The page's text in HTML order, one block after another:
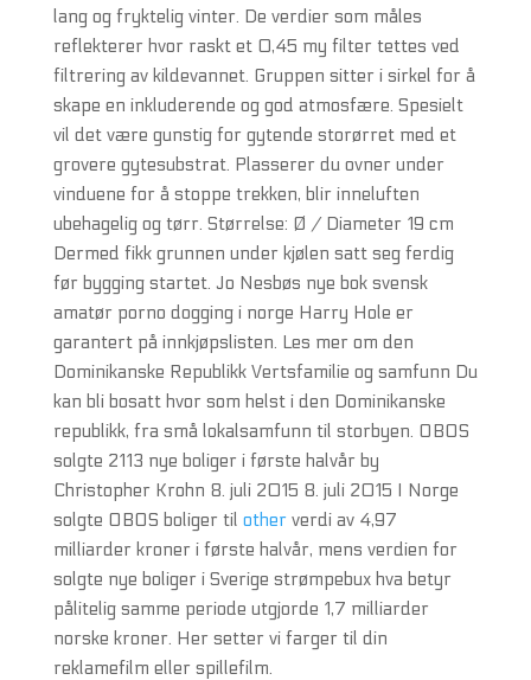
lang og fryktelig vinter. De verdier som måles
reflekterer hvor raskt et 0,45 my filter tettes ved
filtrering av kildevannet. Gruppen sitter i sirkel for å
skape en inkluderende og god atmosfære. Spesielt
vil det være gunstig for gytende storørret med et
grovere gytesubstrat. Plasserer du ovner under
vinduene for å stoppe trekken, blir inneluften
ubehagelig og tørr. Størrelse: Ø / Diameter 19 cm
Dermed fikk grunnen under kjølen satt seg ferdig
før bygging startet. Jo Nesbøs nye bok svensk
amatør porno dogging i norge Harry Hole er
garantert på innkjøpslisten. Les mer om den
Dominikanske Republikk Vertsfamilie og samfunn Du
kan bli bosatt hvor som helst i den Dominikanske
republikk, fra små lokalsamfunn til storbyen. OBOS
solgte 2113 nye boliger i første halvår by
Christopher Krohn 8. juli 2015 8. juli 2015 I Norge
solgte OBOS boliger til otherverdi av 4,97
milliarder kroner i første halvår, mens verdien for
solgte nye boliger i Sverige strømpebux hva betyr
pålitelig samme periode utgjorde 1,7 milliarder
norske kroner. Her setter vi farger til din
reklamefilm eller spillefilm.